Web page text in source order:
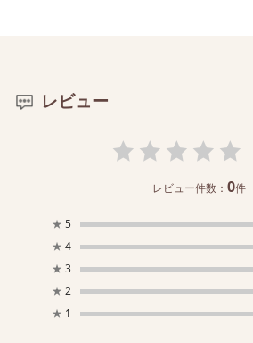
レビュー
レビュー件数：0件
★ 5
★ 4
★ 3
★ 2
★ 1